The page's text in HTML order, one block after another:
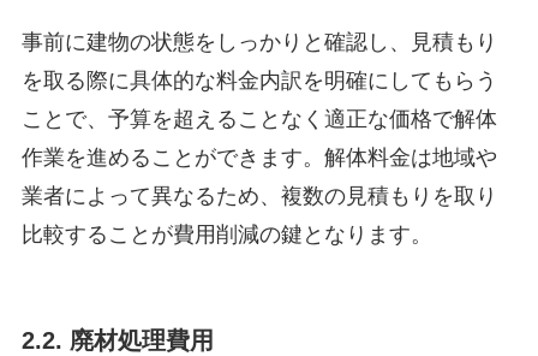
事前に建物の状態をしっかりと確認し、見積もり
を取る際に具体的な料金内訳を明確にしてもらう
ことで、予算を超えることなく適正な価格で解体
作業を進めることができます。解体料金は地域や
業者によって異なるため、複数の見積もりを取り
比較することが費用削減の鍵となります。
2.2. 廃材処理費用